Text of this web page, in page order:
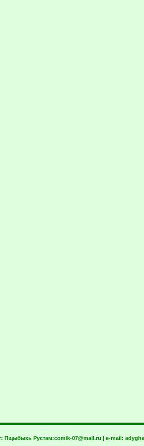
Пщыбыхь Рустам:comik-07@mail.ru | e-mail: